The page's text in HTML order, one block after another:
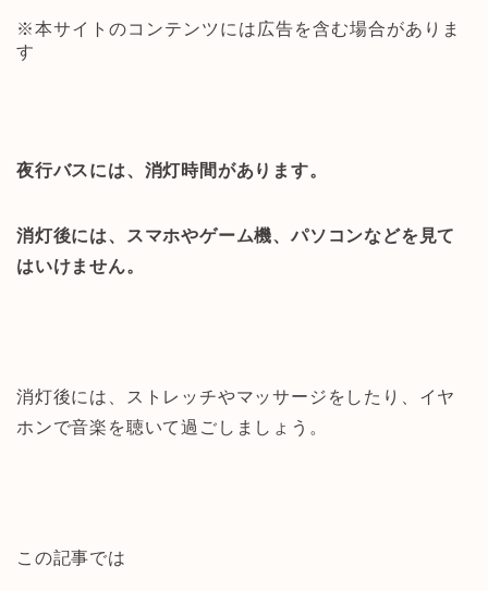
※本サイトのコンテンツには広告を含む場合がありま
す
夜行バスには、消灯時間があります。
消灯後には、スマホやゲーム機、パソコンなどを見て
はいけません。
消灯後には、ストレッチやマッサージをしたり、イヤ
ホンで音楽を聴いて過ごしましょう。
この記事では